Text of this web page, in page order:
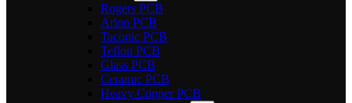
Rogers PCB
Arlon PCB
Taconic PCB
Teflon PCB
Glass PCB
Ceramic PCB
Heavy Copper PCB